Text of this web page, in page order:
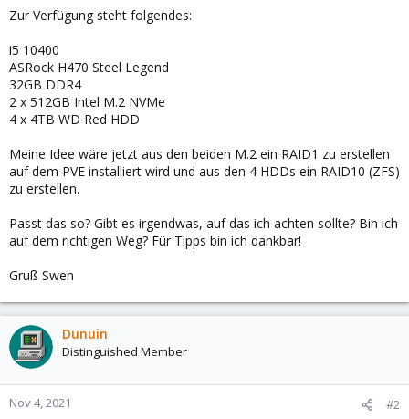
Zur Verfügung steht folgendes:
i5 10400
ASRock H470 Steel Legend
32GB DDR4
2 x 512GB Intel M.2 NVMe
4 x 4TB WD Red HDD
Meine Idee wäre jetzt aus den beiden M.2 ein RAID1 zu erstellen
auf dem PVE installiert wird und aus den 4 HDDs ein RAID10 (ZFS)
zu erstellen.
Passt das so? Gibt es irgendwas, auf das ich achten sollte? Bin ich
auf dem richtigen Weg? Für Tipps bin ich dankbar!
Gruß Swen
Dunuin
Distinguished Member
Nov 4, 2021 #2